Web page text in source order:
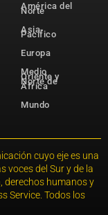
América del
Norte
Asia-
Pacífico
Europa
Medio
Oriente y
Norte de
África
Mundo
cuyo eje es una
voces del Sur y de la
derechos humanos y
Service. Todos los